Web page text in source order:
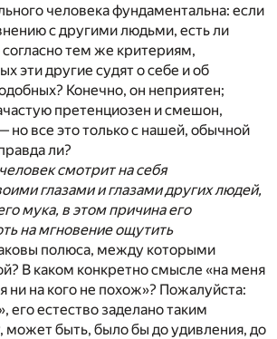
человека фундаментальна: если
с другими людьми, есть ли
тем же критериям,
эти другие судят о себе и об
Конечно, он неприятен;
претенциозен и смешон,
но все это только с нашей, обычной
ли?
смотрит на себя
глазами и глазами других людей,
мука, в этом причина его
на мгновение ощутить
полюса, между которыми
В каком конкретно смысле «на меня
ни на кого не похож»? Пожалуйста:
его естество заделано таким
может быть, было бы до удивления, до